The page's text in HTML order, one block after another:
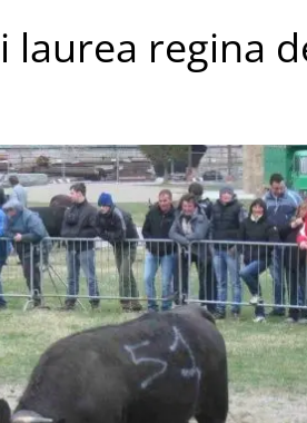
laurea regina